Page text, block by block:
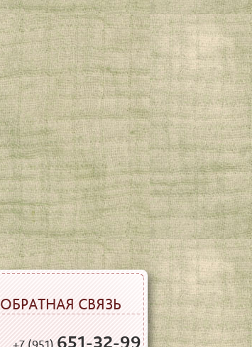
ОБРАТНАЯ СВЯЗЬ
651-32-99